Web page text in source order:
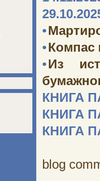
•
•Компас
•Из
КНИГА
КНИГА
КНИГА
blog